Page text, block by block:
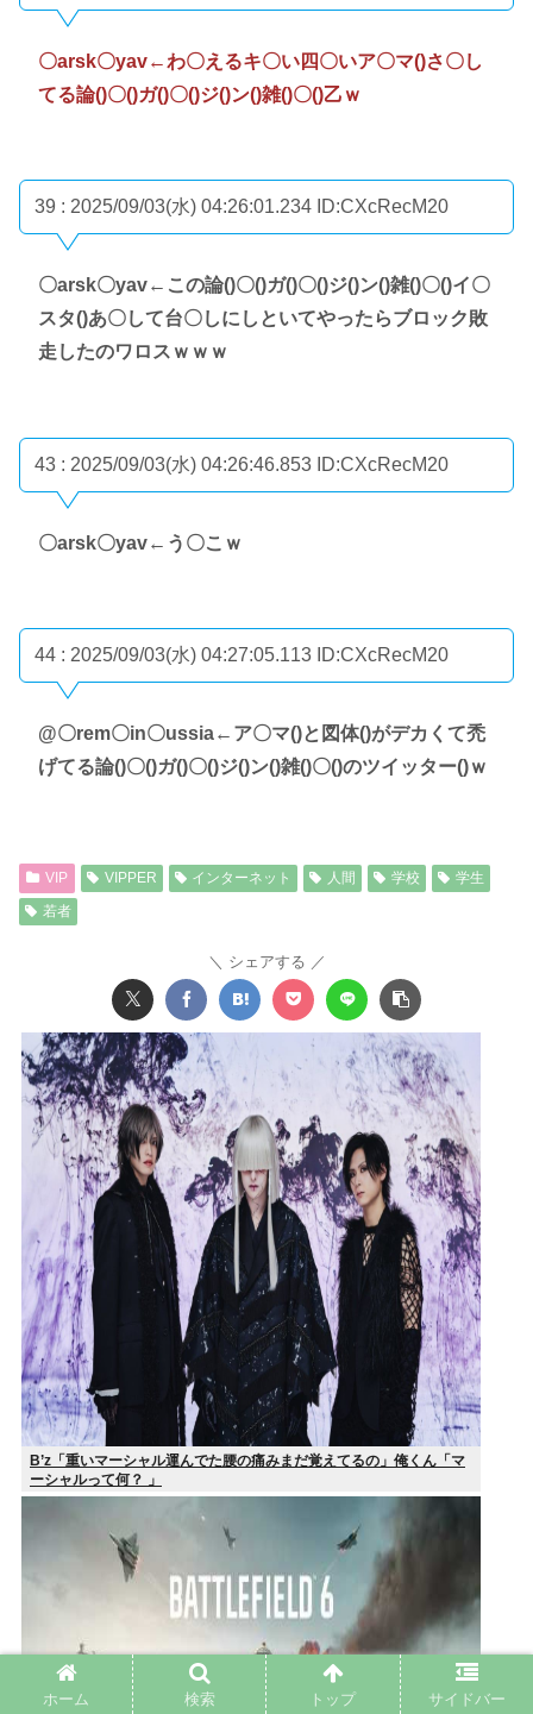
〇arsk〇yav←わ〇えるキ〇い四〇いア〇マ()さ〇し
てる論()〇()ガ()〇()ジ()ン()雑()〇()乙ｗ
39 : 2025/09/03(水) 04:26:01.234 ID:CXcRecM20
〇arsk〇yav←この論()〇()ガ()〇()ジ()ン()雑()〇()イ〇
スタ()あ〇して台〇しにしといてやったらブロック敗
走したのワロスｗｗｗ
43 : 2025/09/03(水) 04:26:46.853 ID:CXcRecM20
〇arsk〇yav←う〇こｗ
44 : 2025/09/03(水) 04:27:05.113 ID:CXcRecM20
@〇rem〇in〇ussia←ア〇マ()と図体()がデカくて禿
げてる論()〇()ガ()〇()ジ()ン()雑()〇()のツイッター()ｗ
VIP VIPPER インターネット 人間 学校
学生
若者
シェアする
B’z「重いマーシャル運んでた腰の痛みまだ覚えてるの」俺くん「マ
ーシャルって何？ 」
ホーム 検索 トップ サイドバー